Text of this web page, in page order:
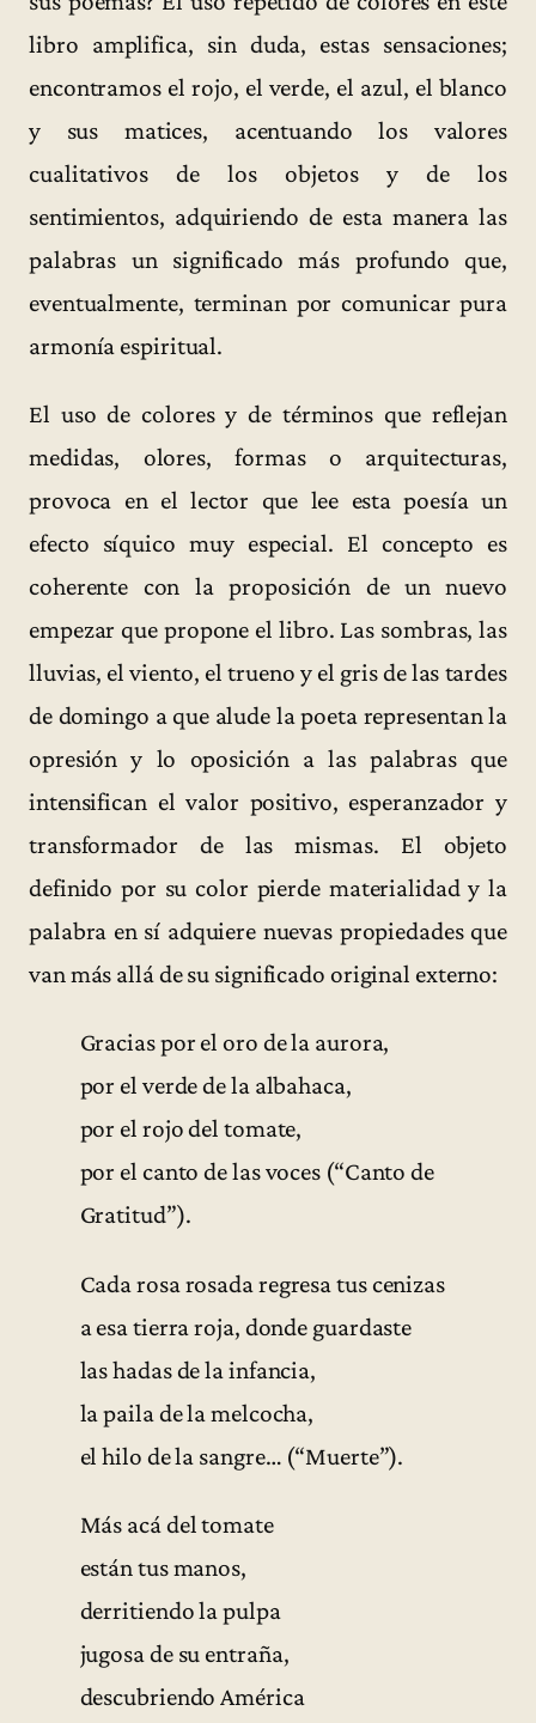
libro amplifica, sin duda, estas sensaciones;
encontramos el rojo, el verde, el azul, el blanco
y sus matices, acentuando los valores
cualitativos de los objetos y de los
sentimientos, adquiriendo de esta manera las
palabras un significado más profundo que,
eventualmente, terminan por comunicar pura
armonía espiritual.
El uso de colores y de términos que reflejan
medidas, olores, formas o arquitecturas,
provoca en el lector que lee esta poesía un
efecto síquico muy especial. El concepto es
coherente con la proposición de un nuevo
empezar que propone el libro. Las sombras, las
lluvias, el viento, el trueno y el gris de las tardes
de domingo a que alude la poeta representan la
opresión y lo oposición a las palabras que
intensifican el valor positivo, esperanzador y
transformador de las mismas. El objeto
definido por su color pierde materialidad y la
palabra en sí adquiere nuevas propiedades que
van más allá de su significado original externo:
Gracias por el oro de la aurora,
por el verde de la albahaca,
por el rojo del tomate,
por el canto de las voces (“Canto de
Gratitud”).
Cada rosa rosada regresa tus cenizas
a esa tierra roja, donde guardaste
las hadas de la infancia,
la paila de la melcocha,
el hilo de la sangre… (“Muerte”).
Más acá del tomate
están tus manos,
derritiendo la pulpa
jugosa de su entraña,
descubriendo América